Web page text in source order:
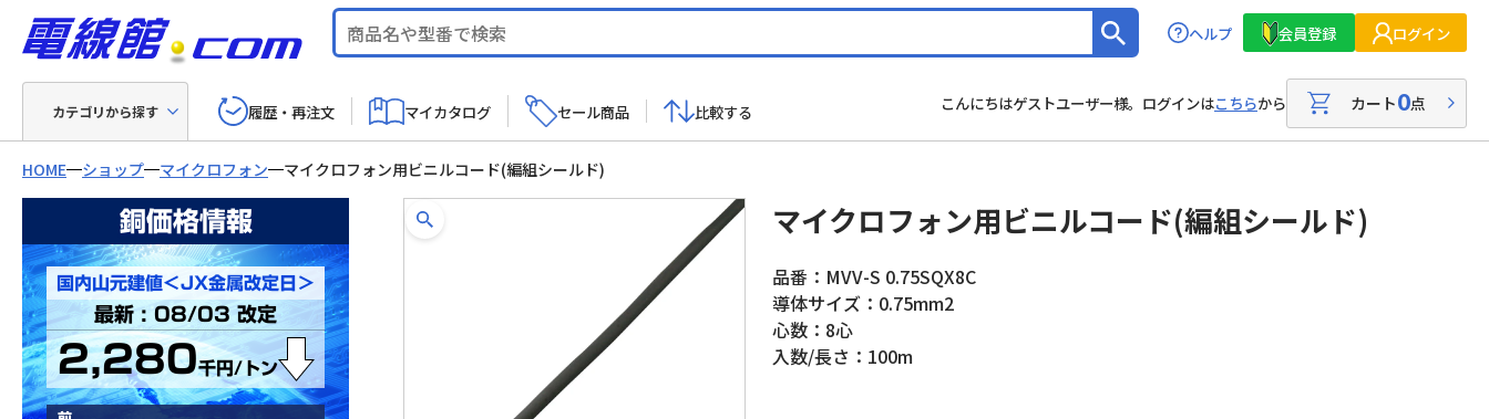
ヘルプ 会員登録 ログイン
カテゴリから探す 履歴・再注文 マイカタログ セール商品 比較する こんにちはゲストユーザー様。ログインはこちらから カート0点
HOME ショップ マイクロフォン マイクロフォン用ビニルコード(編組シールド)
銅価格情報
国内山元建値＜JX金属改定日＞
最新 : 08/03 改定
2,280千円/トン
マイクロフォン用ビニルコード(編組シールド)
品番：MVV-S 0.75SQX8C
導体サイズ：0.75mm2
心数：8心
入数/長さ：100m